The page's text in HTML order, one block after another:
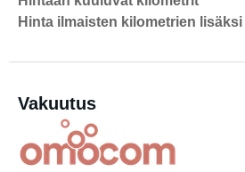
Hinta ilmaisten kilometrien lisäksi
Vakuutus